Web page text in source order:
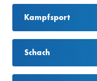
Kampfsport
Schach